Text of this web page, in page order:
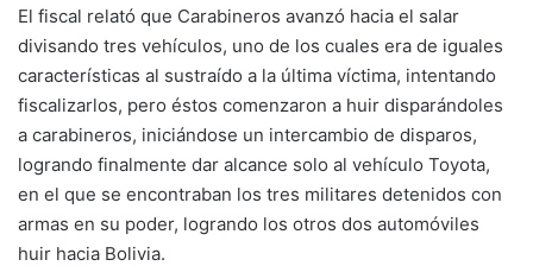
El fiscal relató que Carabineros avanzó hacia el salar
divisando tres vehículos, uno de los cuales era de iguales
características al sustraído a la última víctima, intentando
fiscalizarlos, pero éstos comenzaron a huir disparándoles
a carabineros, iniciándose un intercambio de disparos,
logrando finalmente dar alcance solo al vehículo Toyota,
en el que se encontraban los tres militares detenidos con
armas en su poder, logrando los otros dos automóviles
huir hacia Bolivia.